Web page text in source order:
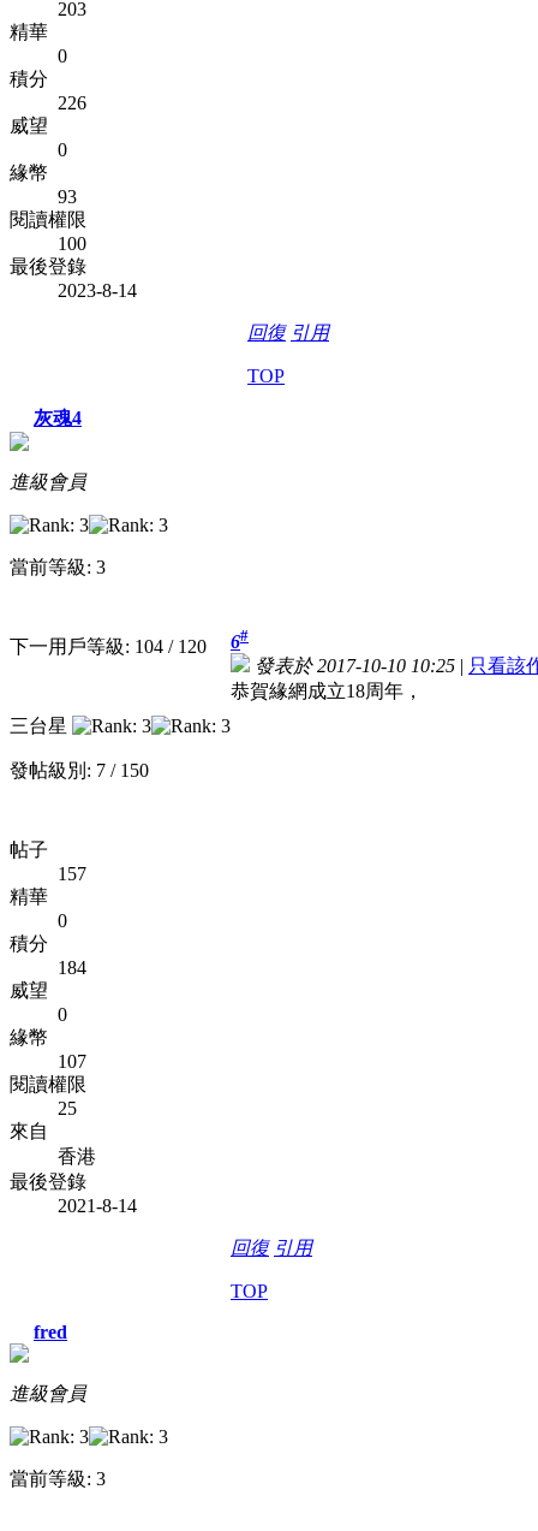
203
精華
0
積分
226
威望
0
緣幣
93
閱讀權限
100
最後登錄
2023-8-14
回復 引用
TOP
灰魂4
進級會員
當前等級: 3
下一用戶等級: 104 / 120
三台星
發帖級別: 7 / 150
帖子
157
精華
0
積分
184
威望
0
緣幣
107
閱讀權限
25
來自
香港
最後登錄
2021-8-14
6#
發表於 2017-10-10 10:25 | 只看該
恭賀緣網成立18周年，
回復 引用
TOP
fred
進級會員
當前等級: 3